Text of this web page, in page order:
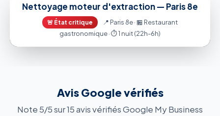
Nettoyage moteur d'extraction — Paris 8e
🚨 État critique
📍 Paris 8e · 🏪 Restaurant
gastronomique · ⏱️ 1 nuit (22h-6h)
Avis Google vérifiés
Note 5/5 sur 15 avis vérifiés Google My Business